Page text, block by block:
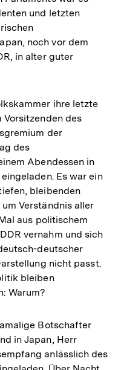
und letzten
noch vor dem
in alter guter
ihre letzte
des
der
des
Abendessen in
Es war ein
bleibenden
Verständnis aller
aus politischem
vernahm und sich
deutscher
nicht passt.
bleiben
Warum?
Botschafter
in Japan, Herr
anlässlich des